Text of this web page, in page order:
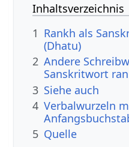
Inhaltsverzeichnis
1 Rankh als
(Dhatu)
2 Andere
Sanskritwort
3 Siehe auch
4 Verbalwurzeln
5 Quelle